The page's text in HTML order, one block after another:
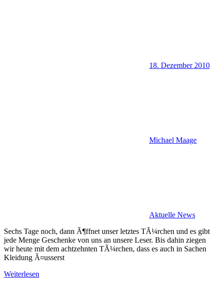
18. Dezember 2010
Michael Maage
Aktuelle News
Sechs Tage noch, dann Ã¶ffnet unser letztes TÃ¼rchen und es gibt
jede Menge Geschenke von uns an unsere Leser. Bis dahin ziegen
wir heute mit dem achtzehnten TÃ¼rchen, dass es auch in Sachen
Kleidung Ã¤usserst
Weiterlesen